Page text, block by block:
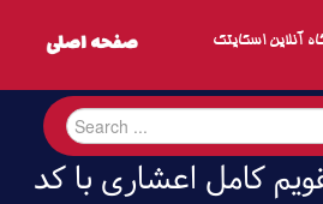
آنلاین اسکایتک
کامل اعشاری با کد